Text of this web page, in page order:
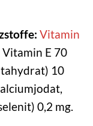
Vitamin
Vitamin E 70
10
0,2 mg.